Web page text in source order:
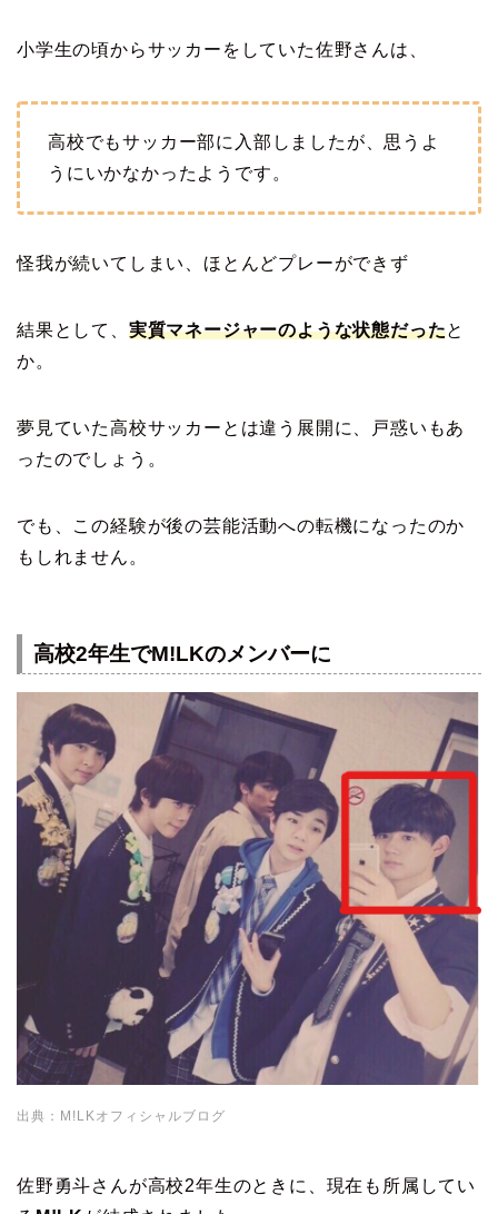
小学生の頃からサッカーをしていた佐野さんは、
高校でもサッカー部に入部しましたが、思うよ
うにいかなかったようです。
怪我が続いてしまい、ほとんどプレーができず
結果として、 実質マネージャーのような状態だったと
か。
夢見ていた高校サッカーとは違う展開に、戸惑いもあ
ったのでしょう。
でも、この経験が後の芸能活動への転機になったのか
もしれません。
高校2年生でM!LKのメンバーに
出典：M!LKオフィシャルブログ
佐野勇斗さんが高校2年生のときに、現在も所属してい